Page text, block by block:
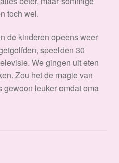
toch wel.
de kinderen opeens weer
speelden 30
We gingen uit eten
Zou het de magie van
leuker omdat oma